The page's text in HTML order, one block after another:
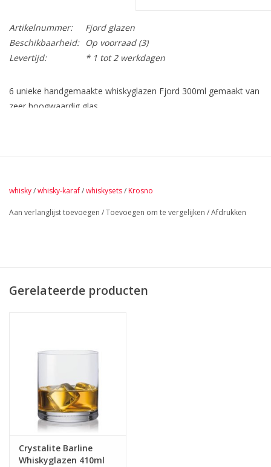
Artikelnummer:
Fjord glazen
Beschikbaarheid:
Op voorraad(3)
Levertijd:
* 1 tot 2 werkdagen
6 unieke handgemaakte whiskyglazen Fjord 300ml gemaakt van
zeer hoogwaardig glas.
Ook als set te verkrijgen met bijpassende Fjord karaf.
whisky/whisky-karaf/whiskysets/Krosno
Aan verlanglijst toevoegen /Toevoegen om te vergelijken /Afdrukken
Gerelateerde producten
Crystalite Barline
Whiskyglazen 410ml